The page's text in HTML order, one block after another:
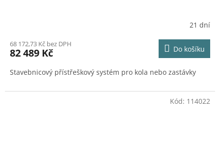
R
M
A
21 dní
68 172,73 Kč bez DPH
82 489 Kč Do košíku
Stavebnicový přístřeškový systém pro kola nebo zastávky
Kód: 114022